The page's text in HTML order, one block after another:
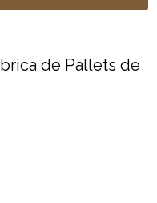
de Pallets de